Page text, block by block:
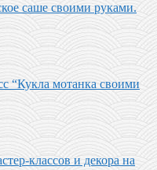
саше своими руками.
“Кукла мотанка своими
классов и декора на